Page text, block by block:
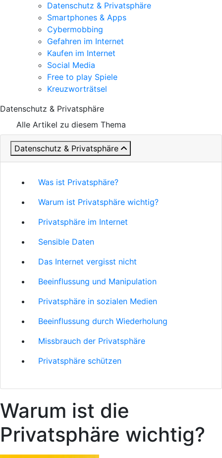
Datenschutz & Privatsphäre
Smartphones & Apps
Cybermobbing
Gefahren im Internet
Kaufen im Internet
Social Media
Free to play Spiele
Kreuzworträtsel
Datenschutz & Privatsphäre
Alle Artikel zu diesem Thema
Datenschutz & Privatsphäre
Was ist Privatsphäre?
Warum ist Privatsphäre wichtig?
Privatsphäre im Internet
Sensible Daten
Das Internet vergisst nicht
Beeinflussung und Manipulation
Privatsphäre in sozialen Medien
Beeinflussung durch Wiederholung
Missbrauch der Privatsphäre
Privatsphäre schützen
Warum ist die
Privatsphäre wichtig?